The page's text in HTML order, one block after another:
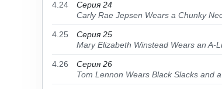
4.24
Серия 24
Carly Rae Jepsen Wears a Chunky
4.25
Серия 25
Mary Elizabeth Winstead Wears an A-
4.26
Серия 26
Tom Lennon Wears Black Slacks and